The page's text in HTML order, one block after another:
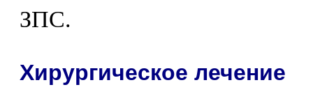
ЗПС.
Хирургическое лечение